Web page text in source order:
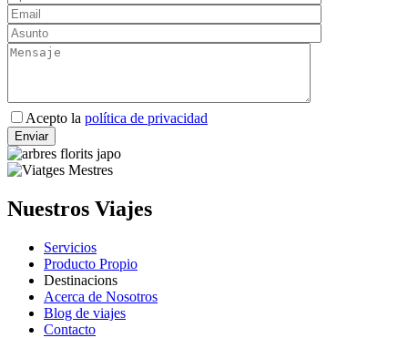
Por
favor,
deja
este
campo
Acepto la política de privacidad
Nuestros Viajes
Servicios
Producto Propio
Destinacions
Acerca de Nosotros
Blog de viajes
Contacto